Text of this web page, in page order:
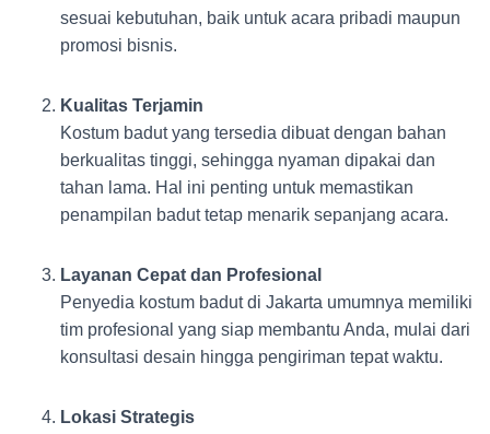
sesuai kebutuhan, baik untuk acara pribadi maupun
promosi bisnis.
Kualitas Terjamin
Kostum badut yang tersedia dibuat dengan bahan
berkualitas tinggi, sehingga nyaman dipakai dan
tahan lama. Hal ini penting untuk memastikan
penampilan badut tetap menarik sepanjang acara.
Layanan Cepat dan Profesional
Penyedia kostum badut di Jakarta umumnya memiliki
tim profesional yang siap membantu Anda, mulai dari
konsultasi desain hingga pengiriman tepat waktu.
Lokasi Strategis